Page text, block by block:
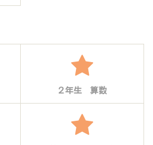
２年生 算数